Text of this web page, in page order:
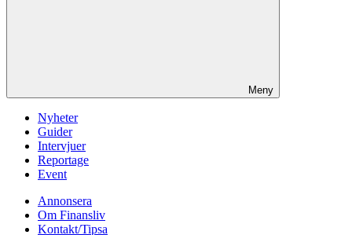
Meny
Nyheter
Guider
Intervjuer
Reportage
Event
Annonsera
Om Finansliv
Kontakt/Tipsa